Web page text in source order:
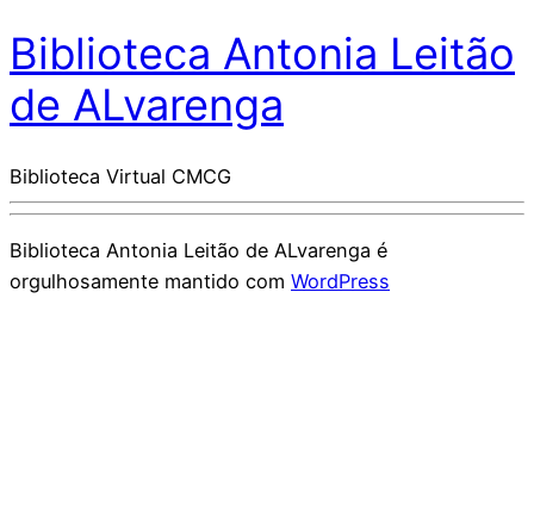
Biblioteca Antonia Leitão
de ALvarenga
Biblioteca Virtual CMCG
Biblioteca Antonia Leitão de ALvarenga é
orgulhosamente mantido com WordPress